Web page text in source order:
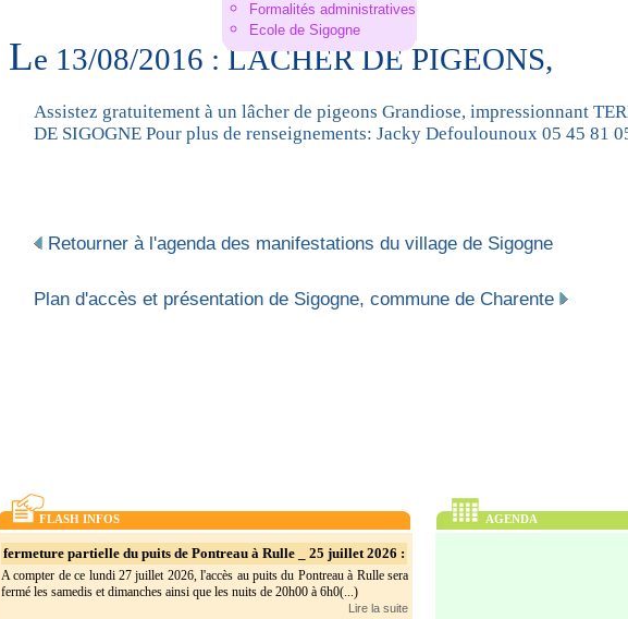
Formalités administratives
Ecole de Sigogne
Le 13/08/2016 : LACHER DE PIGEONS,
Assistez gratuitement à un lâcher de pigeons Grandiose, impressionnant
DE SIGOGNE Pour plus de renseignements: Jacky Defoulounoux 05 45 81
Retourner à l'agenda des manifestations du village de Sigogne
Plan d'accès et présentation de Sigogne, commune de Charente
FLASH INFOS AGENDA
fermeture partielle du puits de Pontreau à Rulle _ 25 juillet 2026 :
A compter de ce lundi 27 juillet 2026, l'accès au puits du Pontreau à Rulle sera
fermé les samedis et dimanches ainsi que les nuits de 20h00 à 6h0(...)
Lire la suite